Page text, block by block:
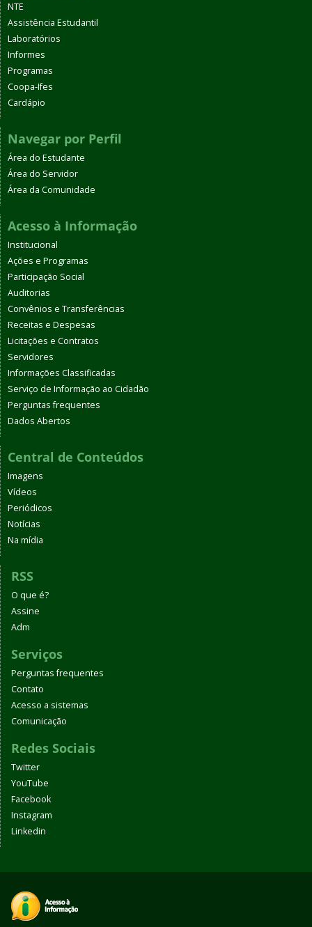
NTE
Assistência Estudantil
Laboratórios
Informes
Programas
Coopa-Ifes
Cardápio
Navegar por Perfil
Área do Estudante
Área do Servidor
Área da Comunidade
Acesso à Informação
Institucional
Ações e Programas
Participação Social
Auditorias
Convênios e Transferências
Receitas e Despesas
Licitações e Contratos
Servidores
Informações Classificadas
Serviço de Informação ao Cidadão
Perguntas frequentes
Dados Abertos
Central de Conteúdos
Imagens
Vídeos
Periódicos
Notícias
Na mídia
RSS
O que é?
Assine
Adm
Serviços
Perguntas frequentes
Contato
Acesso a sistemas
Comunicação
Redes Sociais
Twitter
YouTube
Facebook
Instagram
Linkedin